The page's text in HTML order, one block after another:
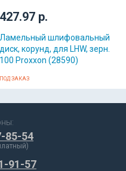
427.97 р.
Ламельный шлифовальный
диск, корунд, для LHW, зерн.
100 Proxxon (28590)
ПОД ЗАКАЗ
85-54
91-57